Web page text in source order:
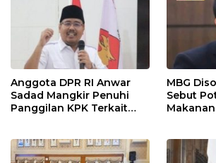
Anggota DPR RI Anwar
Sadad Mangkir Penuhi
Panggilan KPK Terkait
MBG
Sebut